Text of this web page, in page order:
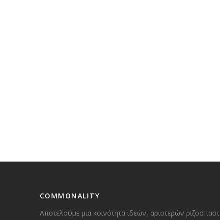
COMMONALITY
Αποτελούμε μια κοινότητα ιδεών, αριστερών